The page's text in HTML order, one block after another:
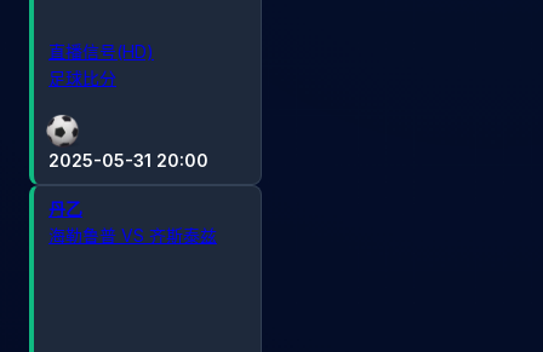
2025-05-31 20:00
直播信号(HD)
足球比分
丹乙
海勒鲁普 VS 齐斯泰兹